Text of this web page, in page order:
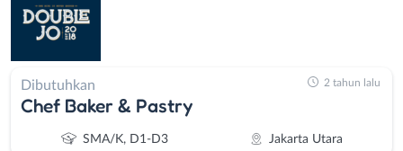
Dibutuhkan
Chef Baker & Pastry
SMA/K, D1-D3 Jakarta Utara
2 tahun lalu